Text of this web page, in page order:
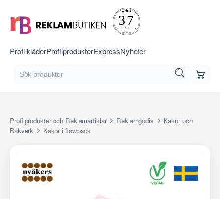
ProfilkläderProfilprodukterExpressNyheter
Profilprodukter och Reklamartiklar Reklamgodis
Kakor och
Bakverk
Kakor i flowpack